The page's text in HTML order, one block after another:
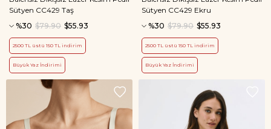
Sütyen CC429 Taş
%30
$55.93
$79.90
2500 TL üstü 150 TL indirim
Büyük Yaz İndirimi
Sütyen CC429 Ekru
%30
$55.93
$79.90
2500 TL üstü 150 TL indirim
Büyük Yaz İndirimi